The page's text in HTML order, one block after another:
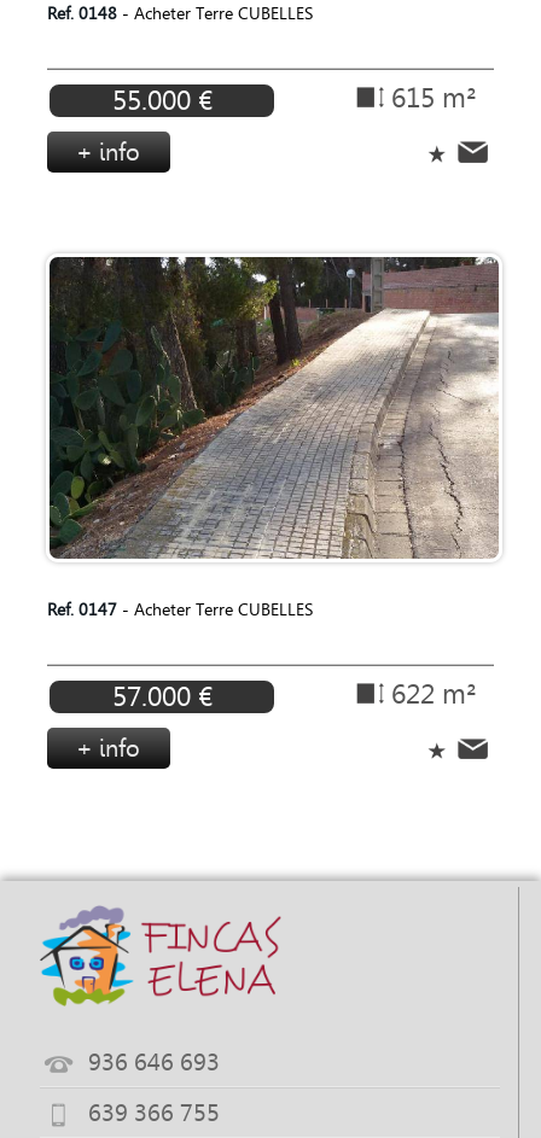
Ref. 0148- Acheter Terre CUBELLES
55.000 € 615 m²
+ info
Ref. 0147- Acheter Terre CUBELLES
57.000 € 622 m²
+ info
936 646 693
639 366 755